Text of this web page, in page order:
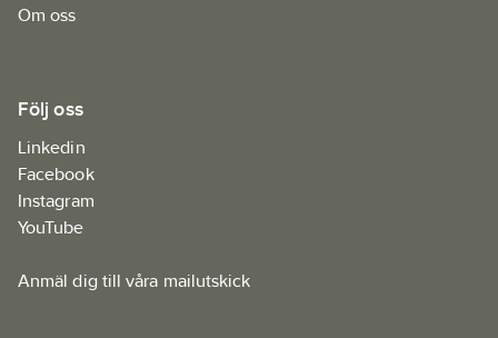
Om oss
Följ oss
Linkedin
Facebook
Instagram
YouTube
Anmäl dig till våra mailutskick